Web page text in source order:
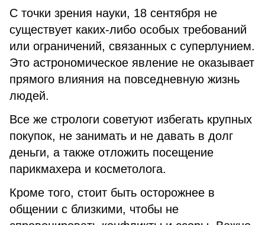
С точки зрения науки, 18 сентября не
существует каких-либо особых требований
или ограничений, связанных с суперлунием.
Это астрономическое явление не оказывает
прямого влияния на повседневную жизнь
людей.
Все же стрологи советуют избегать крупных
покупок, не занимать и не давать в долг
деньги, а также отложить посещение
парикмахера и косметолога.
Кроме того, стоит быть осторожнее в
общении с близкими, чтобы не